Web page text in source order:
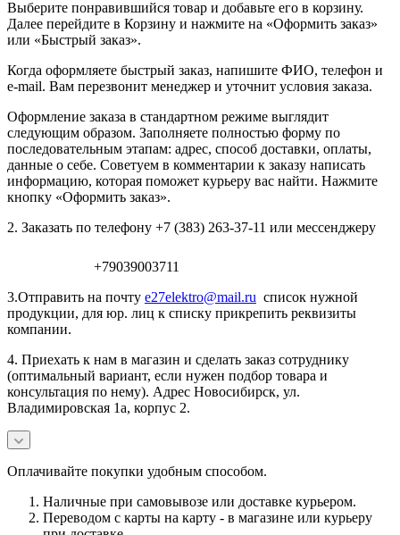
Выберите понравившийся товар и добавьте его в корзину.
Далее перейдите в Корзину и нажмите на «Оформить заказ»
или «Быстрый заказ».
Когда оформляете быстрый заказ, напишите ФИО, телефон и
e-mail. Вам перезвонит менеджер и уточнит условия заказа.
Оформление заказа в стандартном режиме выглядит
следующим образом. Заполняете полностью форму по
последовательным этапам: адрес, способ доставки, оплаты,
данные о себе. Советуем в комментарии к заказу написать
информацию, которая поможет курьеру вас найти. Нажмите
кнопку «Оформить заказ».
2. Заказать по телефону +7 (383) 263-37-11 или мессенджеру
+79039003711
3.Отправить на почту e27elektro@mail.ru список нужной
продукции, для юр. лиц к списку прикрепить реквизиты
компании.
4. Приехать к нам в магазин и сделать заказ сотруднику
(оптимальный вариант, если нужен подбор товара и
консультация по нему). Адрес Новосибирск, ул.
Владимировская 1а, корпус 2.
Оплачивайте покупки удобным способом.
Наличные при самовывозе или доставке курьером.
Переводом с карты на карту - в магазине или курьеру